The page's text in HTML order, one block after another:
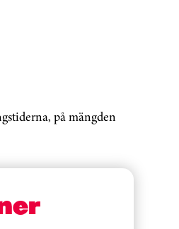
på mängden